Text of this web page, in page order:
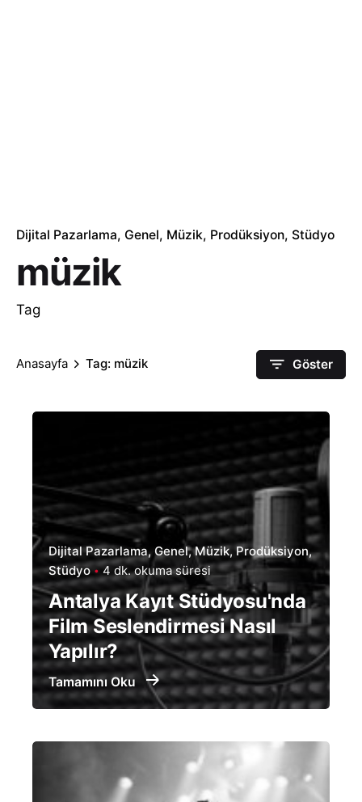
Dijital Pazarlama Genel Müzik Prodüksiyon Stüdyo
müzik
Tag
Anasayfa Tag: müzik Göster
Dijital Pazarlama Genel Müzik Prodüksiyon
Stüdyo
4 dk. okuma süresi
Antalya Kayıt Stüdyosu'nda
Film Seslendirmesi Nasıl
Yapılır?
Tamamını Oku